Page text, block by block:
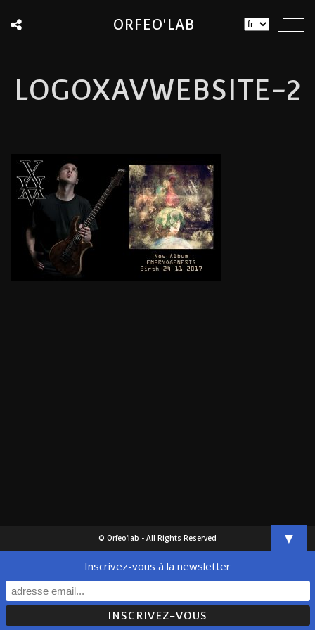
ORFEO'LAB
LOGOXAVWEBSITE-2
© Orfeo'lab - All Rights Reserved ▼
Inscrivez-vous à la newsletter